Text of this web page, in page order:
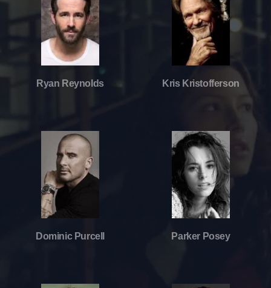
Ryan Reynolds Kris Kristofferson
Dominic Purcell Parker Posey